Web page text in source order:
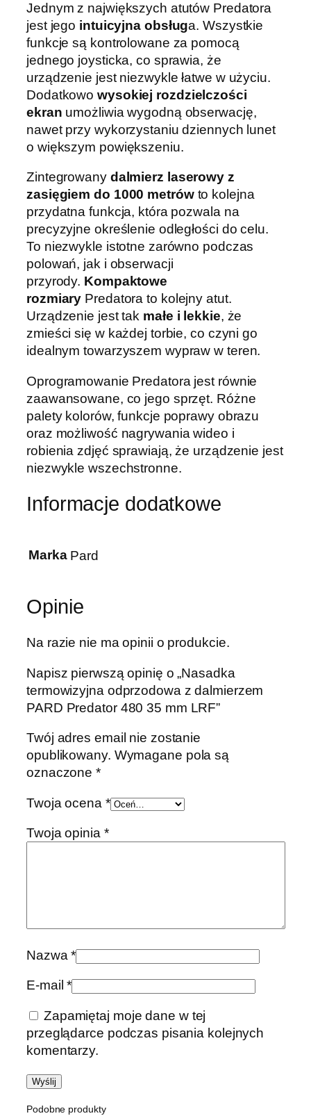
Jednym z największych atutów Predatora
jest jego intuicyjna obsługa. Wszystkie
funkcje są kontrolowane za pomocą
jednego joysticka, co sprawia, że
urządzenie jest niezwykle łatwe w użyciu.
Dodatkowowysokiej rozdzielczości
ekran umożliwia wygodną obserwację,
nawet przy wykorzystaniu dziennych lunet
o większym powiększeniu.
Zintegrowany dalmierz laserowy z
zasięgiem do 1000 metrów to kolejna
przydatna funkcja, która pozwala na
precyzyjne określenie odległości do celu.
To niezwykle istotne zarówno podczas
polowań, jak i obserwacji
przyrody. Kompaktowe
rozmiary Predatora to kolejny atut.
Urządzenie jest tak małe i lekkie, że
zmieści się w każdej torbie, co czyni go
idealnym towarzyszem wypraw w teren.
Oprogramowanie Predatora jest równie
zaawansowane, co jego sprzęt. Różne
palety kolorów, funkcje poprawy obrazu
oraz możliwość nagrywania wideo i
robienia zdjęć sprawiają, że urządzenie jest
niezwykle wszechstronne.
Informacje dodatkowe
Marka Pard
Opinie
Na razie nie ma opinii o produkcie.
Napisz pierwszą opinię o „Nasadka
termowizyjna odprzodowa z dalmierzem
PARD Predator 480 35 mm LRF”
Twój adres email nie zostanie
opublikowany. Wymagane pola są
oznaczone*
Twoja ocena *
Twoja opinia *
Nazwa*
E-mail*
Zapamiętaj moje dane w tej
przeglądarce podczas pisania kolejnych
komentarzy.
Podobne produkty